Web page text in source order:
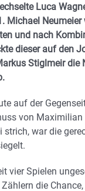
Luca
Michael Neumeier
und nach
dieser auf den
Stiglmeir die
auf der
von Maximilian
strich, war die
vier Spielen
die